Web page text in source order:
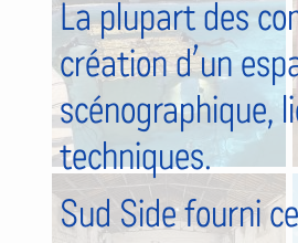
La plupart des
création d’un
scénographique,
techniques.
Sud Side fourni